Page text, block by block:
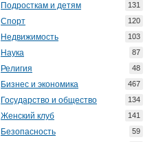
Подросткам и детям 131
Спорт 120
Недвижимость 103
Наука 87
Религия 48
Бизнес и экономика 467
Государство и общество 134
Женский клуб 141
Безопасность 59